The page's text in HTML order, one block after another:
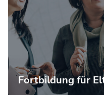
Fortbildung für